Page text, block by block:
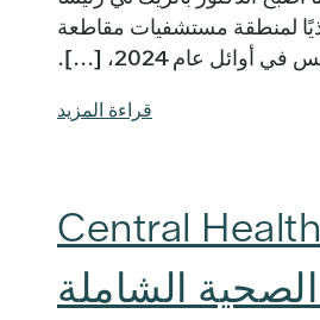
لمنطقة مستشفيات مقاطعة
في أوائل عام 2024، [...].
قراءة المزيد
التزام Central Health
الصحية الشاملة